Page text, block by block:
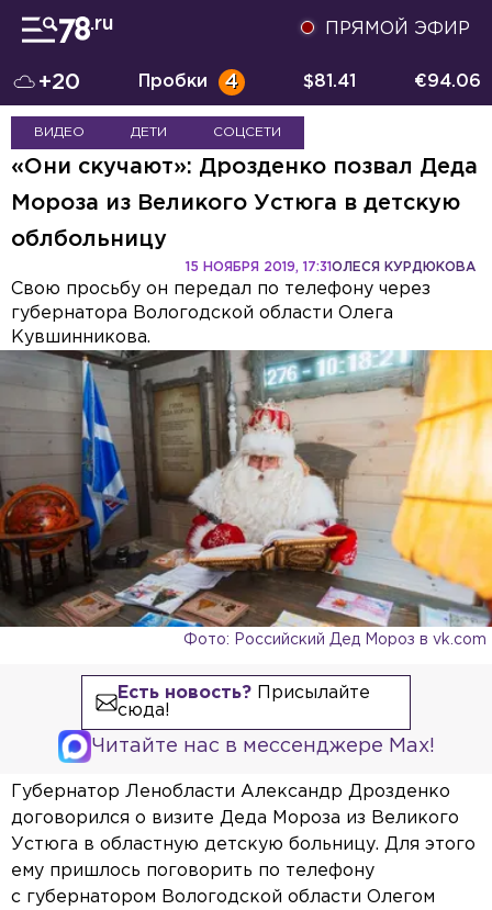
ПРЯМОЙ ЭФИР
+20 Пробки 4 $81.41 €94.06
ВИДЕО ДЕТИ СОЦСЕТИ
«Они скучают»: Дрозденко позвал Деда
Мороза из Великого Устюга в детскую
облбольницу
ОЛЕСЯ КУРДЮКОВА
15 НОЯБРЯ 2019, 17:31
Свою просьбу он передал по телефону через
губернатора Вологодской области Олега
Кувшинникова.
Фото: Российский Дед Мороз в vk.com
Есть новость?Присылайте
сюда!
Читайте нас в мессенджере Max!
Губернатор Ленобласти Александр Дрозденко
договорился о визите Деда Мороза из Великого
Устюга в областную детскую больницу. Для этого
ему пришлось поговорить по телефону
с губернатором Вологодской области Олегом